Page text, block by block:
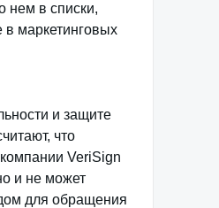
нем в списки,
в маркетинговых
и защите
что
VeriSign
и не может
для обращения